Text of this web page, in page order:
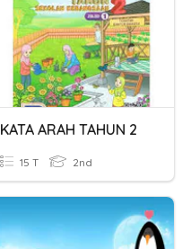
KATA ARAH TAHUN 2
15 T 2nd